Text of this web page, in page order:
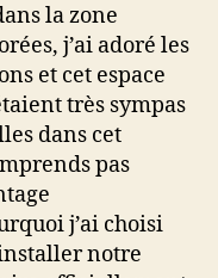
la zone
j’ai adoré les
et cet espace
très sympas
dans cet
pas
j’ai choisi
notre